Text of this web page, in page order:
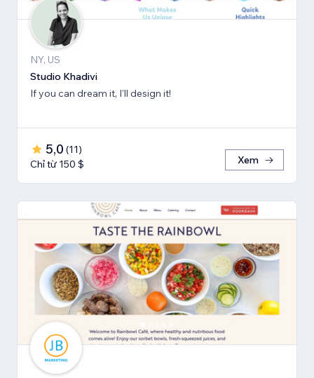
NY, US
Studio Khadivi
If you can dream it, I'll design it!
5,0 (11)
Chỉ từ 150 $
Xem